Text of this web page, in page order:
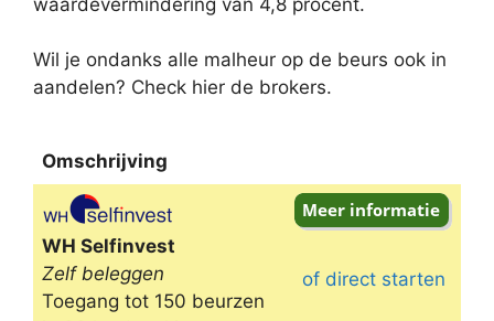
Wil je ondanks alle malheur op de beurs ook in
aandelen? Check hier de brokers.
Omschrijving
Omschrijving
WH Selfinvest
Zelf beleggen
Toegang tot 150 beurzen
of direct starten